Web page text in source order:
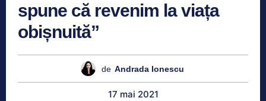
spune că revenim la viața
obișnuită”
de Andrada Ionescu
17 mai 2021